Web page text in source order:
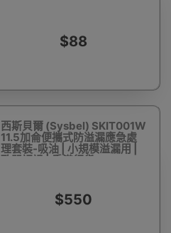
$88
西斯貝爾 (Sysbel) SKIT001W
11.5加侖便攜式防溢漏應急處
理套裝-吸油 | 小規模溢漏用 |
歐盟認證 | 香港行貨
$550